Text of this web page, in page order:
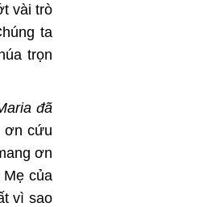
vài trò
ta
trọn
đã
ơn cứu
ơn
của
vì sao